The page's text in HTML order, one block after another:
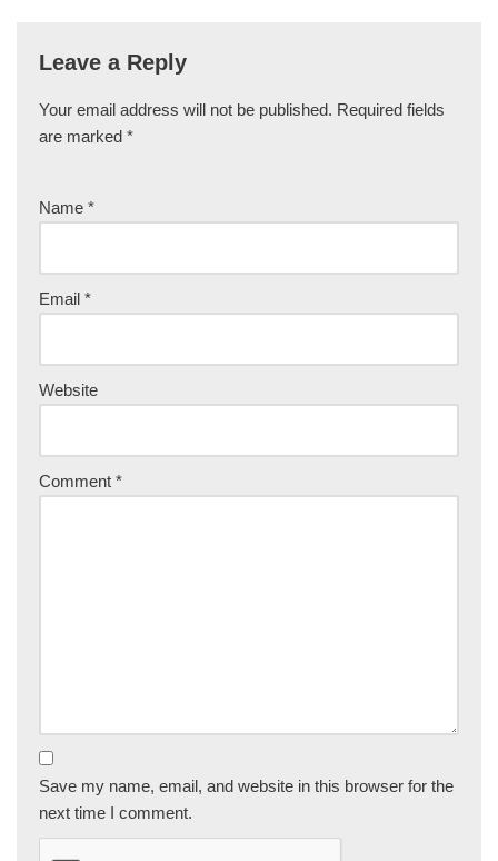
Leave a Reply
Your email address will not be published. Required fields
are marked *
Name *
Email *
Website
Comment *
Save my name, email, and website in this browser for the
next time I comment.